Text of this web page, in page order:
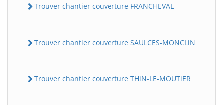
Trouver chantier couverture FRANCHEVAL
Trouver chantier couverture SAULCES-MONCLiN
Trouver chantier couverture THiN-LE-MOUTiER